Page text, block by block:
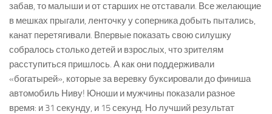
забав, то малыши и от старших не отставали. Все желающие
в мешках прыгали, ленточку у соперника добыть пытались,
канат перетягивали. Впервые показать свою силушку
собралось столько детей и взрослых, что зрителям
расступиться пришлось. А как они поддерживали
«богатырей», которые за веревку буксировали до финиша
автомобиль Ниву! Юноши и мужчины показали разное
время: и 31 секунду, и 15 секунд. Но лучший результат